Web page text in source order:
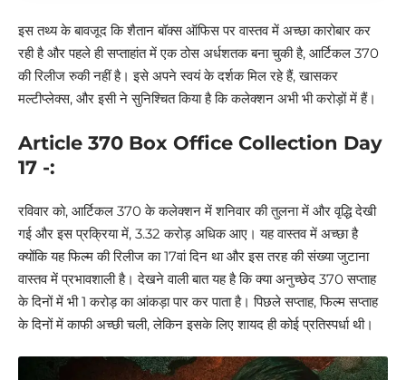
इस तथ्य के बावजूद कि शैतान बॉक्स ऑफिस पर वास्तव में अच्छा कारोबार कर
रही है और पहले ही सप्ताहांत में एक ठोस अर्धशतक बना चुकी है, आर्टिकल 370
की रिलीज रुकी नहीं है। इसे अपने स्वयं के दर्शक मिल रहे हैं, खासकर
मल्टीप्लेक्स, और इसी ने सुनिश्चित किया है कि कलेक्शन अभी भी करोड़ों में हैं।
Article 370 Box Office Collection Day
17 -:
रविवार को, आर्टिकल 370 के कलेक्शन में शनिवार की तुलना में और वृद्धि देखी
गई और इस प्रक्रिया में, 3.32 करोड़ अधिक आए। यह वास्तव में अच्छा है
क्योंकि यह फिल्म की रिलीज का 17वां दिन था और इस तरह की संख्या जुटाना
वास्तव में प्रभावशाली है। देखने वाली बात यह है कि क्या अनुच्छेद 370 सप्ताह
के दिनों में भी 1 करोड़ का आंकड़ा पार कर पाता है। पिछले सप्ताह, फिल्म सप्ताह
के दिनों में काफी अच्छी चली, लेकिन इसके लिए शायद ही कोई प्रतिस्पर्धा थी।